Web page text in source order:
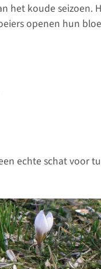
het koude seizoen.
openen hun
echte schat voor